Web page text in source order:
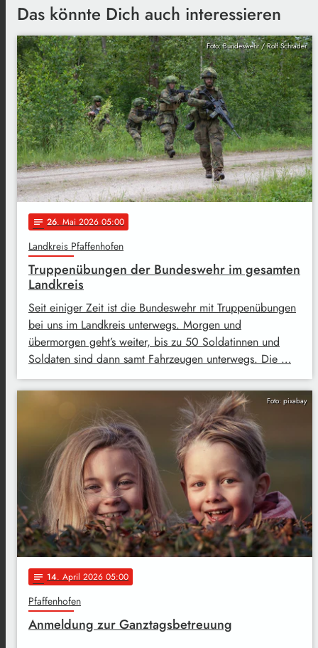
Das könnte Dich auch interessieren
Foto: Bundeswehr / Rolf Schrader
notes 26. Mai 2026 05:00
Landkreis Pfaffenhofen
Truppenübungen der Bundeswehr im gesamten
Landkreis
Seit einiger Zeit ist die Bundeswehr mit Truppenübungen
bei uns im Landkreis unterwegs. Morgen und
übermorgen geht’s weiter, bis zu 50 Soldatinnen und
Soldaten sind dann samt Fahrzeugen unterwegs. Die …
Foto: pixabay
notes 14. April 2026 05:00
Pfaffenhofen
Anmeldung zur Ganztagsbetreuung